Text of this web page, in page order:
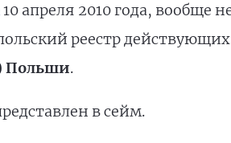
10 апреля 2010 года, вообще
реестр
Польши.
в сейм.